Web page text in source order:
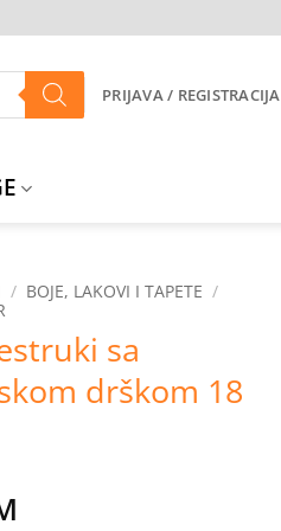
PRIJAVA / REGISTRACIJA
/ BOJE, LAKOVI I TAPETE /
sa
drškom 18